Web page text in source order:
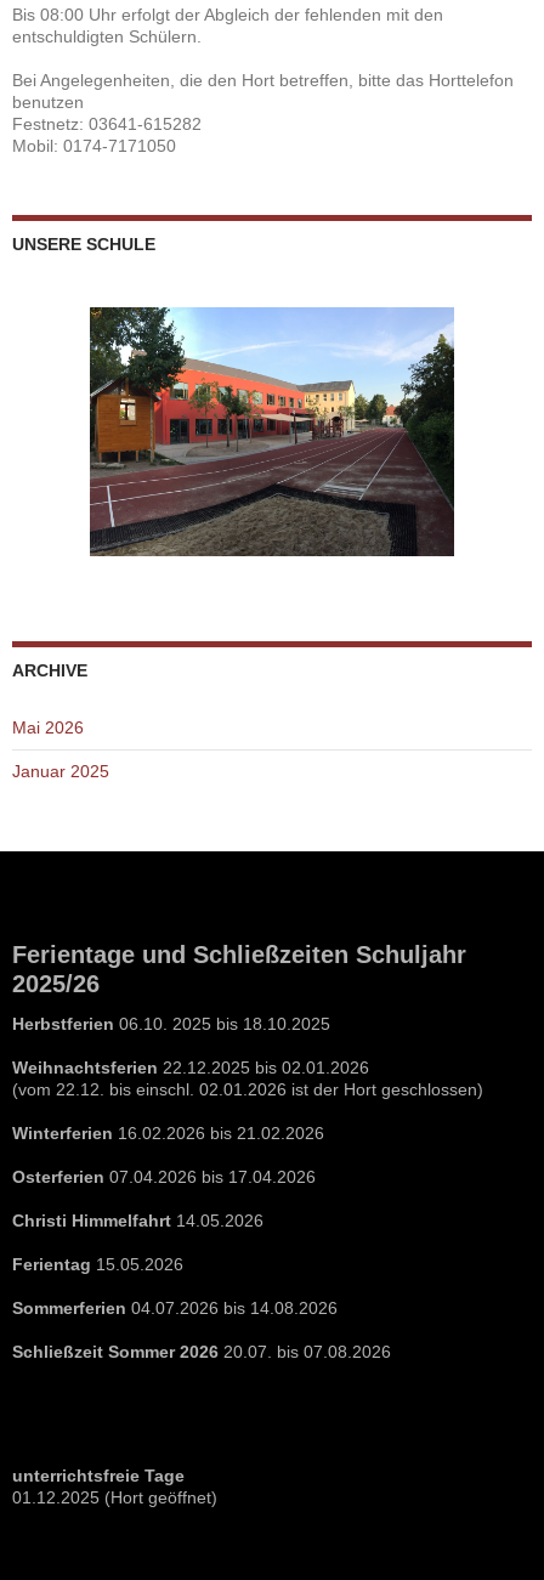
Bis 08:00 Uhr erfolgt der Abgleich der fehlenden mit den
entschuldigten Schülern.
Bei Angelegenheiten, die den Hort betreffen, bitte das Horttelefon
benutzen
Festnetz: 03641-615282
Mobil: 0174-7171050
UNSERE SCHULE
ARCHIVE
Mai 2026
Januar 2025
Ferientage und Schließzeiten Schuljahr
2025/26
Herbstferien 06.10. 2025 bis 18.10.2025
Weihnachtsferien 22.12.2025 bis 02.01.2026
(vom 22.12. bis einschl. 02.01.2026 ist der Hort geschlossen)
Winterferien 16.02.2026 bis 21.02.2026
Osterferien 07.04.2026 bis 17.04.2026
Christi Himmelfahrt 14.05.2026
Ferientag 15.05.2026
Sommerferien 04.07.2026 bis 14.08.2026
Schließzeit Sommer 2026 20.07. bis 07.08.2026
unterrichtsfreie Tage
01.12.2025 (Hort geöffnet)